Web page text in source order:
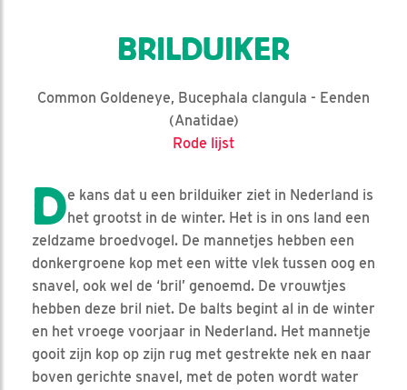
BRILDUIKER
Common Goldeneye, Bucephala clangula - Eenden
(Anatidae)
Rode lijst
De kans dat u een brilduiker ziet in Nederland is
het grootst in de winter. Het is in ons land een
zeldzame broedvogel. De mannetjes hebben een
donkergroene kop met een witte vlek tussen oog en
snavel, ook wel de ‘bril’ genoemd. De vrouwtjes
hebben deze bril niet. De balts begint al in de winter
en het vroege voorjaar in Nederland. Het mannetje
gooit zijn kop op zijn rug met gestrekte nek en naar
boven gerichte snavel, met de poten wordt water